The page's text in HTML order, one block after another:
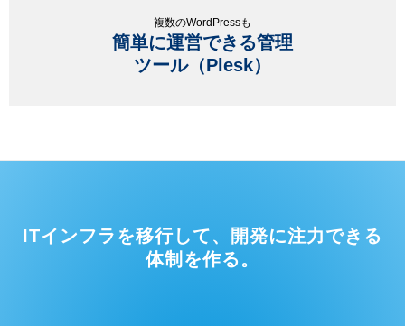
複数のWordPressも
簡単に運営できる管理
ツール（Plesk）
ITインフラを移行して、開発に注力できる
体制を作る。